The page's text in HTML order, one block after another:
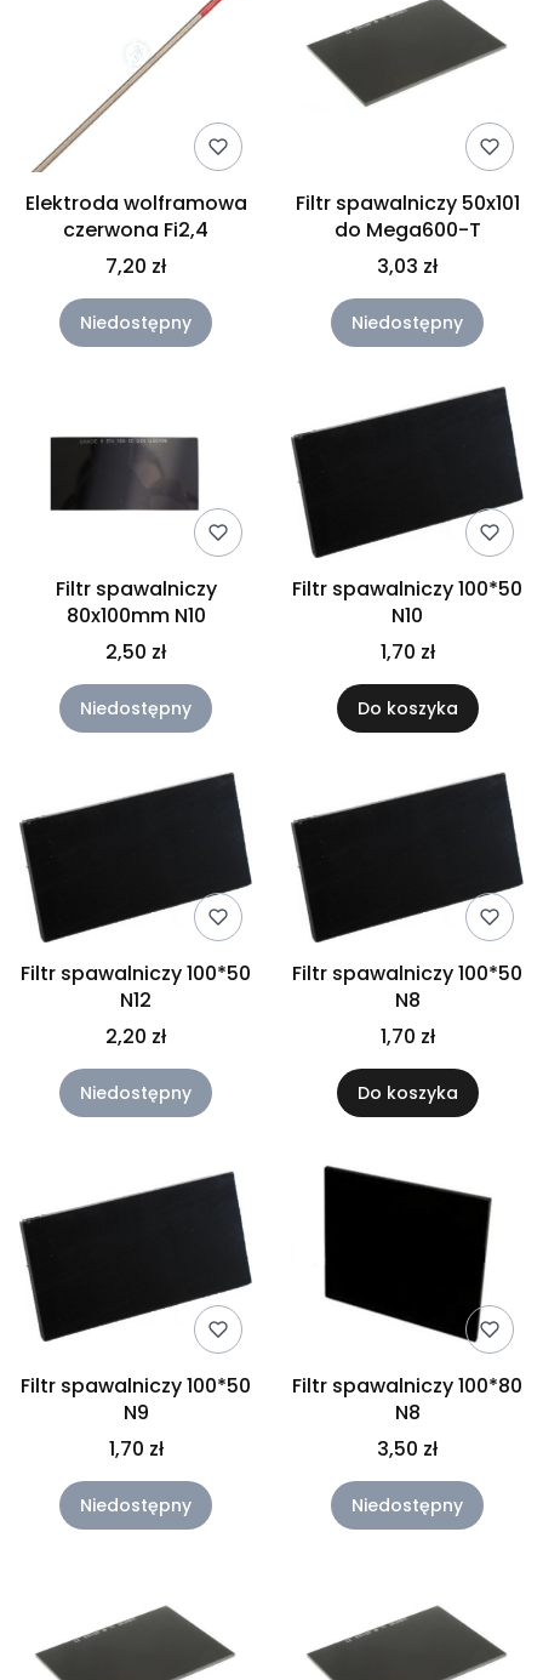
Elektroda wolframowa
czerwona Fi2,4
7,20 zł
Niedostępny
Filtr spawalniczy 50x101
do Mega600-T
3,03 zł
Niedostępny
Filtr spawalniczy
80x100mm N10
2,50 zł
Niedostępny
Filtr spawalniczy 100*50
N10
1,70 zł
Do koszyka
Filtr spawalniczy 100*50
N12
2,20 zł
Niedostępny
Filtr spawalniczy 100*50
N8
1,70 zł
Do koszyka
Filtr spawalniczy 100*50
N9
1,70 zł
Niedostępny
Filtr spawalniczy 100*80
N8
3,50 zł
Niedostępny